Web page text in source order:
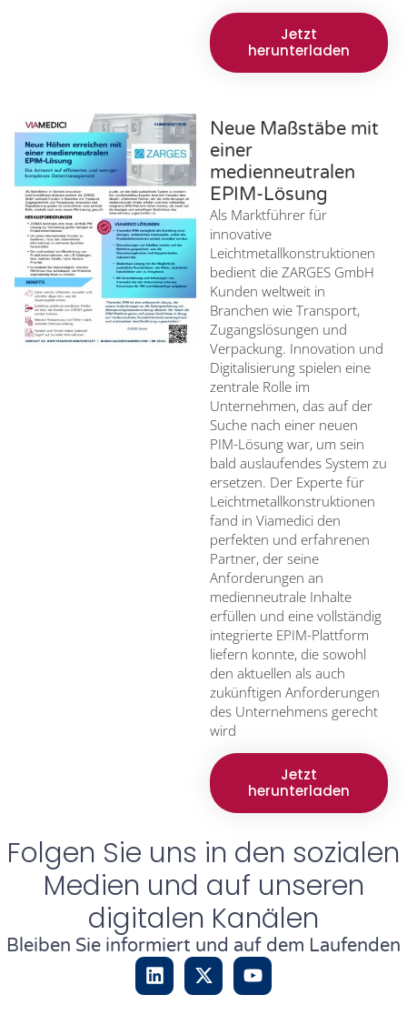
Jetzt
herunterladen
Neue Maßstäbe mit
einer
medienneutralen
EPIM-Lösung
Als Marktführer für
innovative
Leichtmetallkonstruktionen
bedient die ZARGES GmbH
Kunden weltweit in
Branchen wie Transport,
Zugangslösungen und
Verpackung. Innovation und
Digitalisierung spielen eine
zentrale Rolle im
Unternehmen, das auf der
Suche nach einer neuen
PIM-Lösung war, um sein
bald auslaufendes System zu
ersetzen. Der Experte für
Leichtmetallkonstruktionen
fand in Viamedici den
perfekten und erfahrenen
Partner, der seine
Anforderungen an
medienneutrale Inhalte
erfüllen und eine vollständig
integrierte EPIM-Plattform
liefern konnte, die sowohl
den aktuellen als auch
zukünftigen Anforderungen
des Unternehmens gerecht
wird
Jetzt
herunterladen
Folgen Sie uns in den sozialen
Medien und auf unseren
digitalen Kanälen
Bleiben Sie informiert und auf dem Laufenden